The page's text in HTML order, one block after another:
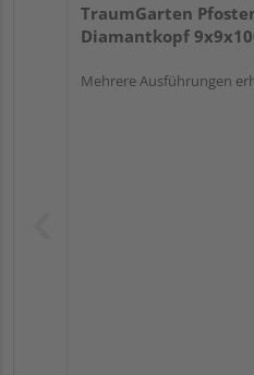
TraumGarten
Diamantkopf
Mehrere Ausführungen